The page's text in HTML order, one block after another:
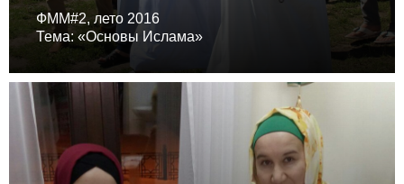
ФММ#2, лето 2016
Тема: «Основы Ислама»